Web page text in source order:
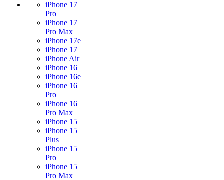
iPhone 17
Pro
iPhone 17
Pro Max
iPhone 17e
iPhone 17
iPhone Air
iPhone 16
iPhone 16e
iPhone 16
Pro
iPhone 16
Pro Max
iPhone 15
iPhone 15
Plus
iPhone 15
Pro
iPhone 15
Pro Max